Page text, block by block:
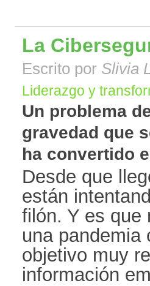
La
Escrito por Slivia
Liderazgo y
Un problema
gravedad que
ha convertido
Desde que
están
filón. Y es que
una pandemia
objetivo muy
información